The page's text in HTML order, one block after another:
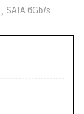
SATA 6Gb/s